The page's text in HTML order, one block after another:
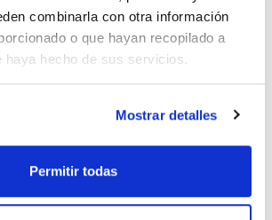
combinarla con otra información
o que hayan recopilado a
haya hecho de sus servicios.
Mostrar detalles
Permitir todas